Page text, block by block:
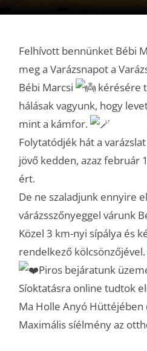
Felhívott bennünket Bébi
meg a Varázsnapot a
Bébi Marcsi
kérésére
hálásak vagyunk, hogy
mint a kámfor.
Folytatódjék hát a varázslat
jövő kedden, azaz február
ért.
De ne szaladjunk ennyire
várázsszőnyeggel várunk
Közel 3 km-nyi sípálya és
rendelkező kölcsönzőjével.
Piros bejáratunk
Síoktatásra online tudtok
Ma Holle Anyó
Maximális síélmény az